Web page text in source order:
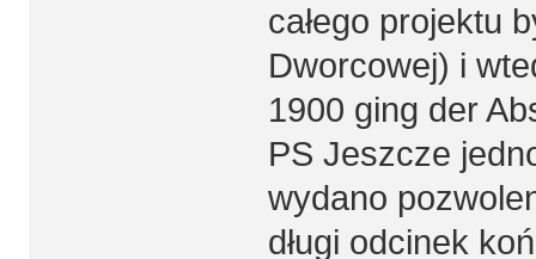
całego projektu
Dworcowej) i
1900 ging der
PS Jeszcze
wydano
długi odcinek